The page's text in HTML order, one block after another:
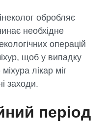
обробляє
необхідне
операцій
щоб у випадку
лікар міг
заходи.
період